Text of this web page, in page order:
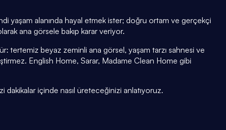
yaşam alanında hayal etmek ister; doğru ortam ve gerçekçi
ana görsele bakıp karar veriyor.
beyaz zeminli ana görsel, yaşam tarzı sahnesi ve
English Home, Sarar, Madame Clean Home gibi
dakikalar içinde nasıl üreteceğinizi anlatıyoruz.